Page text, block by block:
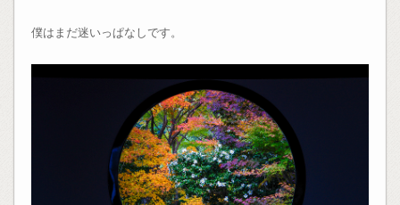
僕はまだ迷いっぱなしです。